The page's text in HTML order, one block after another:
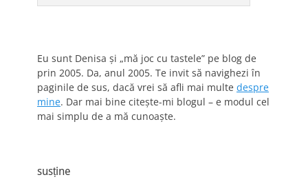
Eu sunt Denisa și „mă joc cu tastele” pe blog de
prin 2005. Da, anul 2005. Te invit să navighezi în
paginile de sus, dacă vrei să afli mai multe despre
mine. Dar mai bine citește-mi blogul – e modul cel
mai simplu de a mă cunoaște.
susține